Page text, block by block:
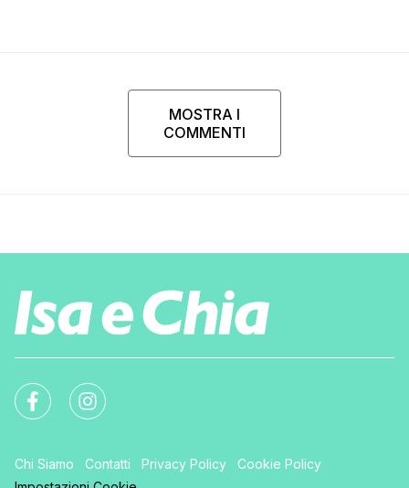
MOSTRA I
COMMENTI
Chi Siamo Contatti Privacy Policy
Cookie Policy